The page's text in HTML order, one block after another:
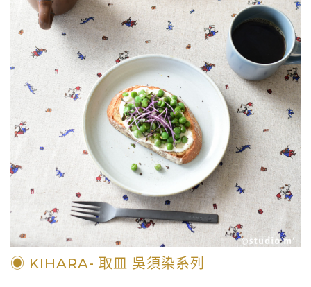
◉ KIHARA- 取皿 吳須染系列